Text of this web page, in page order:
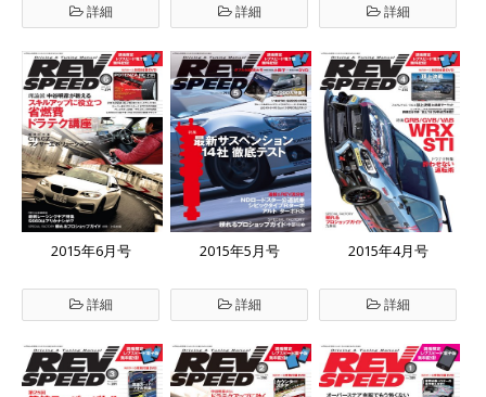
詳細 詳細 詳細
2015年6月号
詳細
2015年5月号
詳細
2015年4月号
詳細